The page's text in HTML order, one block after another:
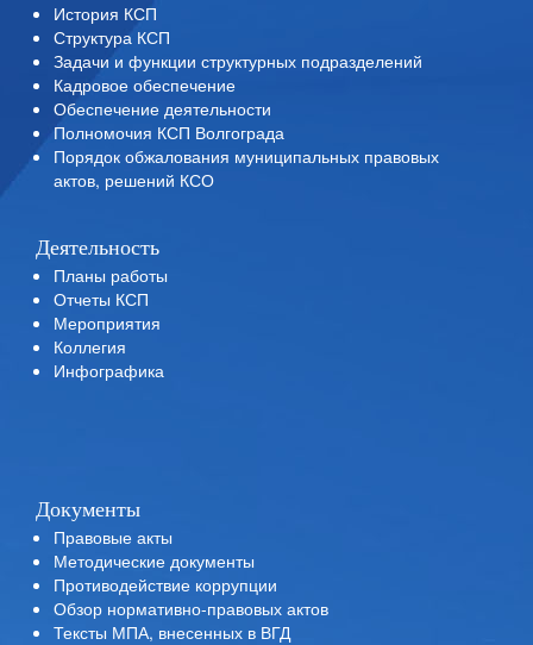
История КСП
Структура КСП
Задачи и функции структурных подразделений
Кадровое обеспечение
Обеспечение деятельности
Полномочия КСП Волгограда
Порядок обжалования муниципальных правовых
актов, решений КСО
Деятельность
Планы работы
Отчеты КСП
Мероприятия
Коллегия
Инфографика
Документы
Правовые акты
Методические документы
Противодействие коррупции
Обзор нормативно-правовых актов
Тексты МПА, внесенных в ВГД